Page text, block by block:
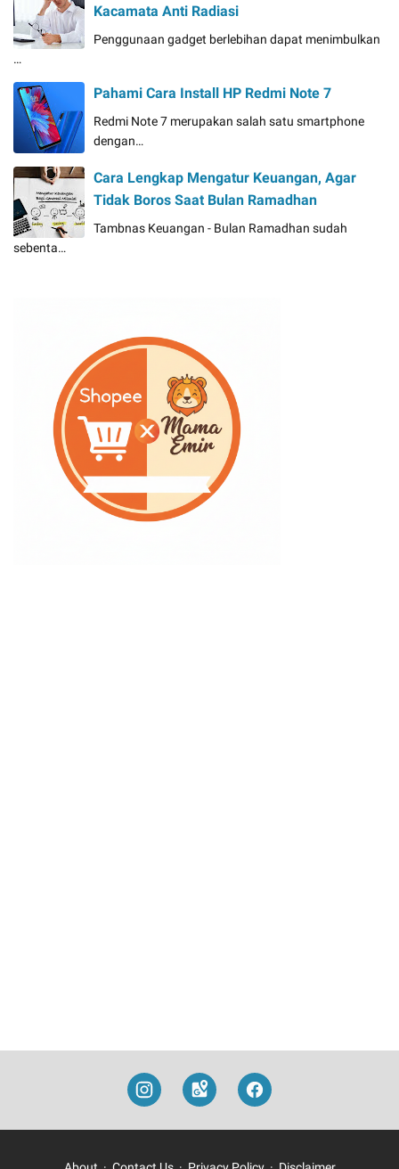
Kacamata Anti Radiasi
Penggunaan gadget berlebihan dapat menimbulkan
…
Pahami Cara Install HP Redmi Note 7
Redmi Note 7 merupakan salah satu smartphone
dengan…
Cara Lengkap Mengatur Keuangan, Agar
Tidak Boros Saat Bulan Ramadhan
Tambnas Keuangan - Bulan Ramadhan sudah
sebenta…